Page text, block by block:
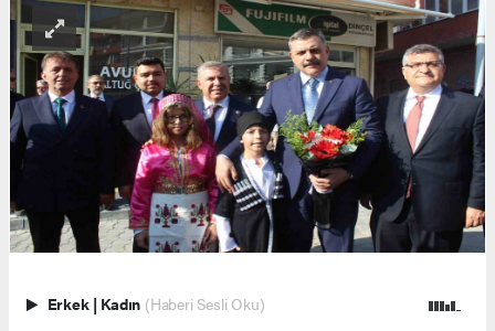
Erkek | Kadın (Haberi Sesli Oku)